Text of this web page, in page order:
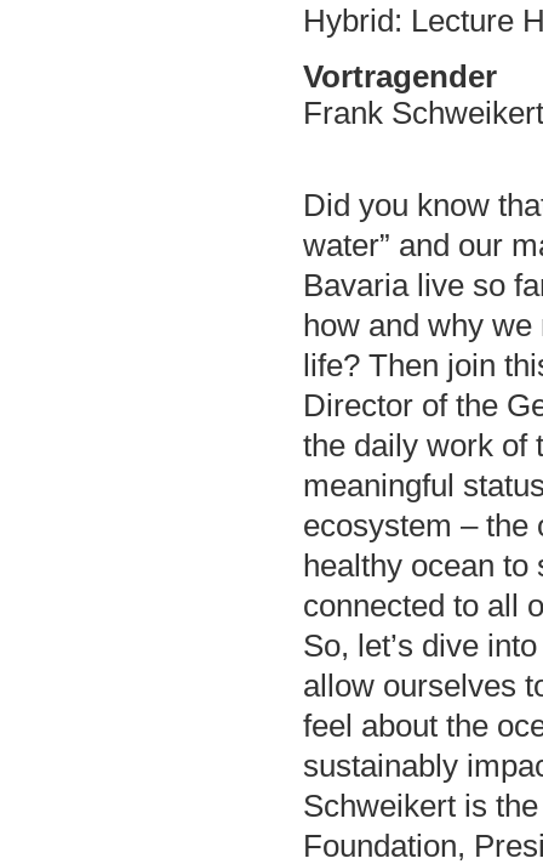
Hybrid: Lecture
Vortragender
Frank
Did you know
water” and our
Bavaria live so
how and why
life? Then join
Director of the
the daily work of
meaningful
ecosystem – the
healthy ocean to
connected to all
So, let’s dive
allow ourselves
feel about the
sustainably
Schweikert is
Foundation,